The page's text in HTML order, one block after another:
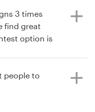
3 times
option is
people to